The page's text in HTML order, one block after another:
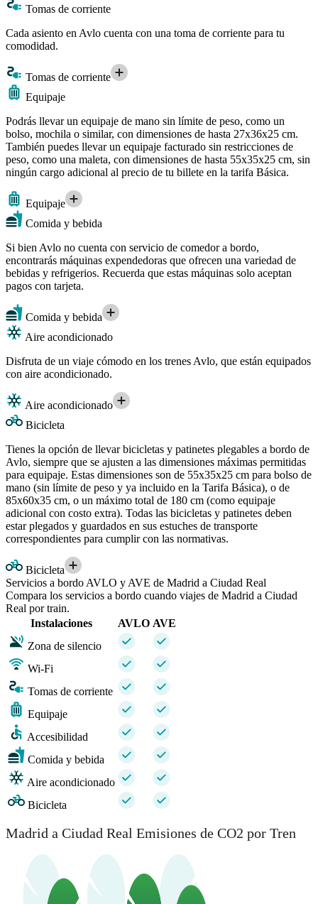
Tomas de corriente
Cada asiento en Avlo cuenta con una toma de corriente para tu
comodidad.
Tomas de corriente
Equipaje
Podrás llevar un equipaje de mano sin límite de peso, como un
bolso, mochila o similar, con dimensiones de hasta 27x36x25 cm.
También puedes llevar un equipaje facturado sin restricciones de
peso, como una maleta, con dimensiones de hasta 55x35x25 cm, sin
ningún cargo adicional al precio de tu billete en la tarifa Básica.
Equipaje
Comida y bebida
Si bien Avlo no cuenta con servicio de comedor a bordo,
encontrarás máquinas expendedoras que ofrecen una variedad de
bebidas y refrigerios. Recuerda que estas máquinas solo aceptan
pagos con tarjeta.
Comida y bebida
Aire acondicionado
Disfruta de un viaje cómodo en los trenes Avlo, que están equipados
con aire acondicionado.
Aire acondicionado
Bicicleta
Tienes la opción de llevar bicicletas y patinetes plegables a bordo de
Avlo, siempre que se ajusten a las dimensiones máximas permitidas
para equipaje. Estas dimensiones son de 55x35x25 cm para bolso de
mano (sin límite de peso y ya incluido en la Tarifa Básica), o de
85x60x35 cm, o un máximo total de 180 cm (como equipaje
adicional con costo extra). Todas las bicicletas y patinetes deben
estar plegados y guardados en sus estuches de transporte
correspondientes para cumplir con las normativas.
Bicicleta
Servicios a bordo AVLO y AVE de Madrid a Ciudad Real
Compara los servicios a bordo cuando viajes de Madrid a Ciudad
Real por train.
Instalaciones
AVLO AVE
Zona de silencio
Wi-Fi
Tomas de corriente
Equipaje
Accesibilidad
Comida y bebida
Aire acondicionado
Bicicleta
Madrid a Ciudad Real Emisiones de CO2 por Tren